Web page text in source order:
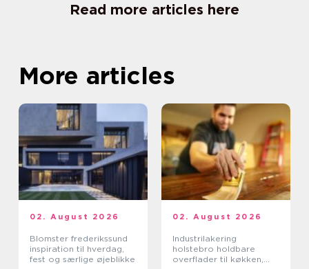
Read more articles here
More articles
02. August 2026
Blomster frederikssund
inspiration til hverdag,
fest og særlige øjeblikke
02. August 2026
Industrilakering
holstebro holdbare
overflader til køkken,